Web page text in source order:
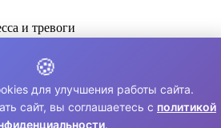
и тревоги
расслабления
досуга
Все права защищены.
🍪
для улучшения работы сайта.
сайт, вы соглашаетесь с политикой
.